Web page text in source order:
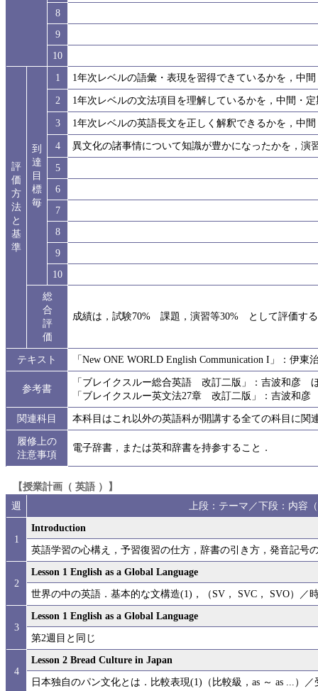
8
9
10
評
価
方
法
と
基
準
到
達
目
標
毎
1
1年次レベルの語彙・表現を習得できているかを，中
2
1年次レベルの文法項目を理解しているかを，中間・
3
1年次レベルの英語長文を正しく解釈できるかを，中
4
異文化の諸事情について知識が豊かになったかを，演
5
6
7
8
9
10
総
合
評
価
成績は，試験70% 課題，演習等30% として評価する
テキスト 「New ONE WORLD English Communication I」：伊
参考書
「ブレイクスルー総合英語 改訂二版」：吉波和彦
「ブレイクスルー英文法27章 改訂二版」：吉波和
関連科目
本科目はこれ以外の英語科が開講する全ての科目に関
履修上の
注意事項
電子辞書，または英和辞書を持参すること．
【授業計画（ 英語 ）】
週
上段：テーマ／下段：内容
1
Introduction
英語学習の心構え，予習復習の仕方，辞書の引き方，発音記号
2
Lesson 1 English as a Global Language
世界の中の英語．基本的な文構造(1)，（SV， SVC， SVO）／
3
Lesson 1 English as a Global Language
第2週目と同じ
4
Lesson 2 Bread Culture in Japan
日本独自のパン文化とは．比較表現(1)（比較級，as ～ as ...）